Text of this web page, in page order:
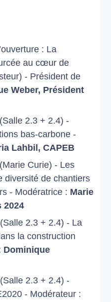
: La
au cœur de
- Président de
Weber, Président
2.3 + 2.4) -
bas-carbone -
Lahbil, CAPEB
Curie) - Les
diversité de chantiers
- Modératrice : Marie
2024
2.3 + 2.4) - La
la construction
Dominique
2.3 + 2.4) -
- Modérateur :